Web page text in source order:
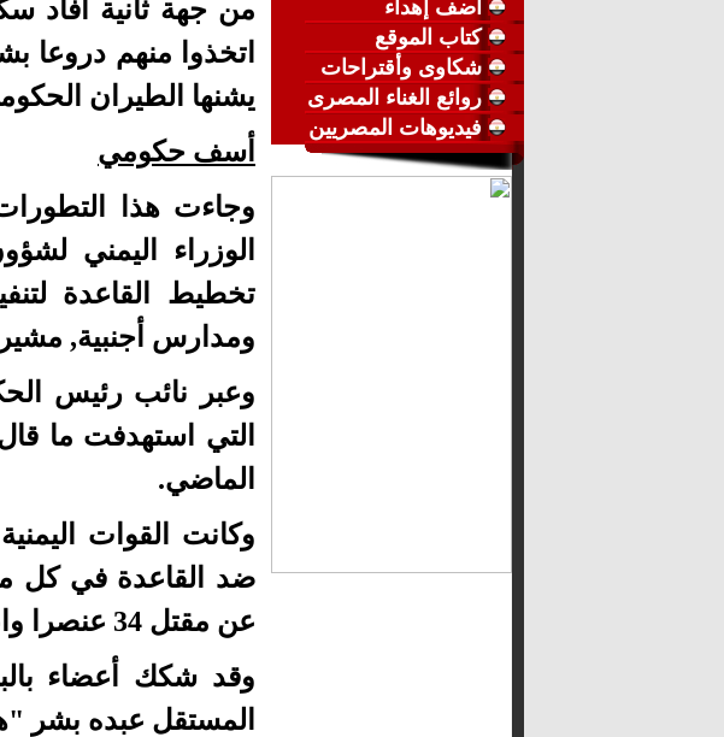
أضف إهداء
كتاب الموقع
شكاوى وأقتراحات
روائع الغناء المصرى
فيديوهات المصريين
من جهة ثانية أفاد
اتخذوا منهم دروعا
يشنها الطيران
أسف حكومي
وجاءت هذا
الوزراء اليمني
تخطيط القاعدة
ومدارس أجنبية,
وعبر نائب رئيس
التي استهدفت ما
الماضي.
وكانت القوات
ضد القاعدة في كل
عن مقتل 34 عنصرا واعتقال 17 من عناصر التنظيم, بالإضافة إلى سقوط مدنيين.
وقد شكك أعضاء
المستقل عبده بشر "هل سقوط أكثر من